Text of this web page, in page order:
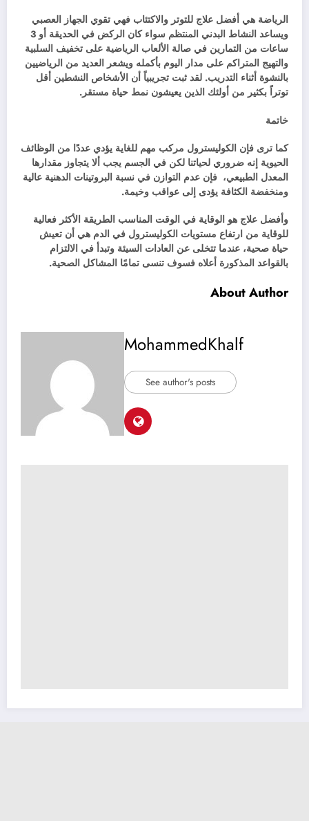
الرياضة هي أفضل علاج للتوتر والاكتئاب فهي تقوي الجهاز العصبي
ويساعد النشاط البدني المنتظم سواء كان الركض في الحديقة أو 3
ساعات من التمارين في صالة الألعاب الرياضية على تخفيف السلبية
والتهيج المتراكم على مدار اليوم بأكمله ويشعر العديد من الرياضيين
بالنشوة أثناء التدريب. لقد ثبت تجريبياً أن الأشخاص النشطين أقل
توتراً بكثير من أولئك الذين يعيشون نمط حياة مستقر.
خاتمة
كما ترى فإن الكوليسترول مركب مهم للغاية يؤدي عددًا من الوظائف
الحيوية إنه ضروري لحياتنا لكن في الجسم يجب ألا يتجاوز مقدارها
المعدل الطبيعي، فإن عدم التوازن في نسبة البروتينات الدهنية عالية
ومنخفضة الكثافة يؤدى إلى عواقب وخيمة.
وأفضل علاج هو الوقاية في الوقت المناسب الطريقة الأكثر فعالية
للوقاية من ارتفاع مستويات الكوليسترول في الدم هي أن تعيش
حياة صحية، عندما تتخلى عن العادات السيئة وتبدأ في الالتزام
بالقواعد المذكورة أعلاه فسوف تنسى تمامًا المشاكل الصحية.
About Author
MohammedKhalf
See author's posts